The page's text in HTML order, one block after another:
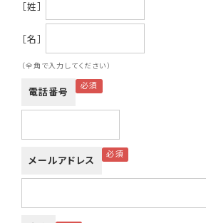
［姓］
［名］
（全角で入力してください）
電話番号
メールアドレス